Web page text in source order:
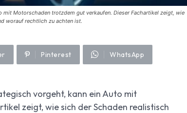
Motorschaden trotzdem gut verkaufen. Dieser Fachartikel zeigt, wie
worauf rechtlich zu achten ist.
Pinterest WhatsApp
vorgeht, kann ein Auto mit
zeigt, wie sich der Schaden realistisch